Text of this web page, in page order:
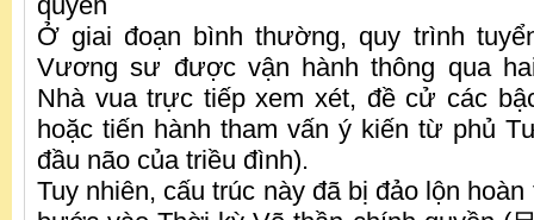
Ở giai đoạn bình thường, quy trình
Vương sư được vận hành thông qua
Nhà vua trực tiếp xem xét, đề cử các
hoặc tiến hành tham vấn ý kiến từ phủ
đầu não của triều đình).
Tuy nhiên, cấu trúc này đã bị đảo lộn